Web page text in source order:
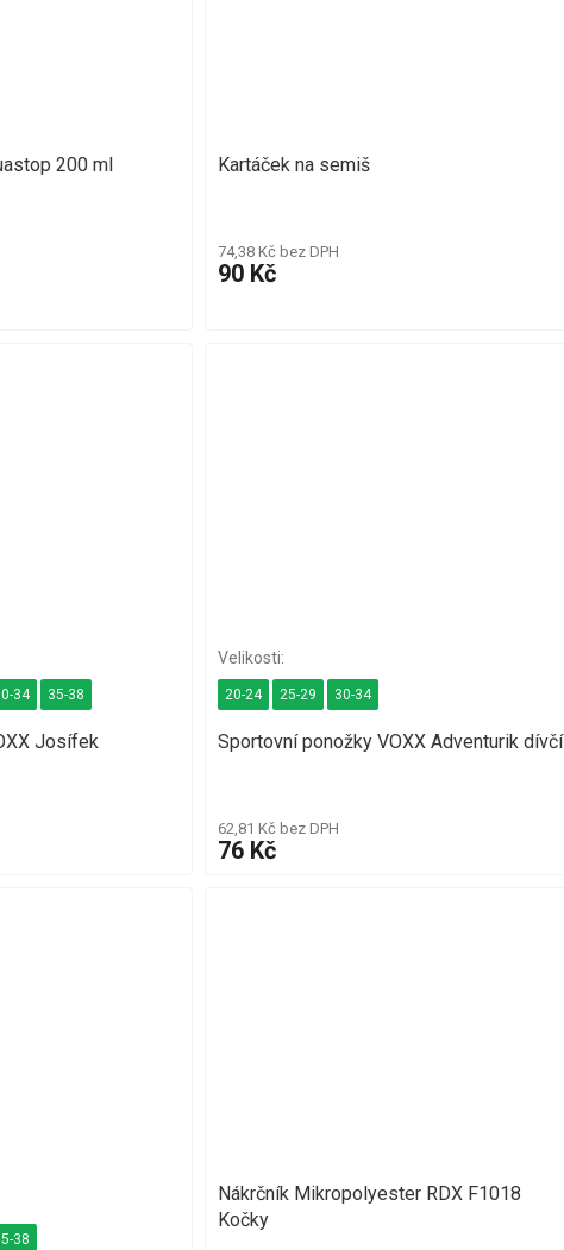
200 ml Kartáček na semiš
74,38 Kč bez DPH
90 Kč
Josífek
34 35-38
Sportovní ponožky VOXX Adventurik dívčí
62,81 Kč bez DPH
76 Kč
20-24 25-29 30-34
38
Nákrčník Mikropolyester RDX F1018
Kočky